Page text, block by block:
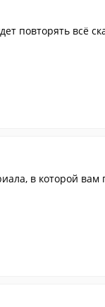
повторять всё
в которой